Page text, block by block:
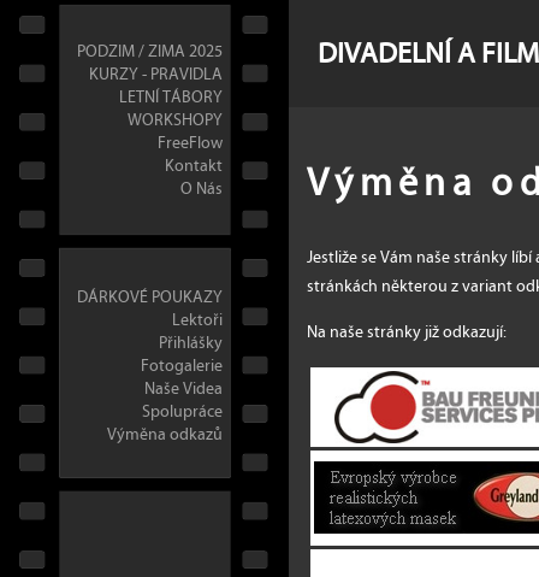
PODZIM / ZIMA 2025
KURZY - PRAVIDLA
LETNÍ TÁBORY
WORKSHOPY
FreeFlow
Kontakt
O Nás
DÁRKOVÉ POUKAZY
Lektoři
Přihlášky
Fotogalerie
Naše Videa
Spolupráce
Výměna odkazů
DIVADELNÍ A
Výměna
Jestliže se Vám naše stránky
stránkách některou z variant
Na naše stránky již odkazují: